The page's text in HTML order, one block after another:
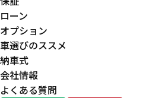
ローン
オプション
車選びのススメ
納車式
会社情報
よくある質問